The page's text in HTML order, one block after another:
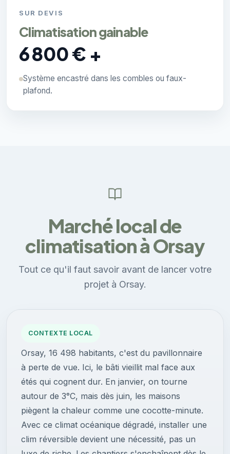
SUR DEVIS
Climatisation gainable
6 800 € +
Système encastré dans les combles ou faux-
plafond.
Marché local de
climatisation à Orsay
Tout ce qu'il faut savoir avant de lancer votre
projet à Orsay.
CONTEXTE LOCAL
Orsay, 16 498 habitants, c'est du pavillonnaire
à perte de vue. Ici, le bâti vieillit mal face aux
étés qui cognent dur. En janvier, on tourne
autour de 3°C, mais dès juin, les maisons
piègent la chaleur comme une cocotte-minute.
Avec ce climat océanique dégradé, installer une
clim réversible devient une nécessité, pas un